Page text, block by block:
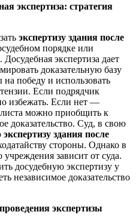
экспертиза: стратегия
экспертизу здания после
порядке или
экспертиза дает
доказательную базу
победу и использовать
Если подрядчик
избежать. Если нет —
можно приобщить к
доказательство. Суд, в свою
экспертизу здания после
стороны. Однако в
зависит от суда.
досудебную экспертизу у
независимое доказательство
экспертизы